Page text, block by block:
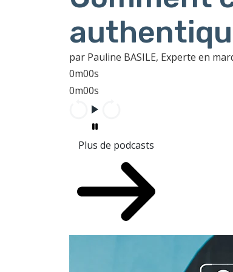
par Pauline BASILE, Experte en
0m00s
0m00s
Plus de podcasts